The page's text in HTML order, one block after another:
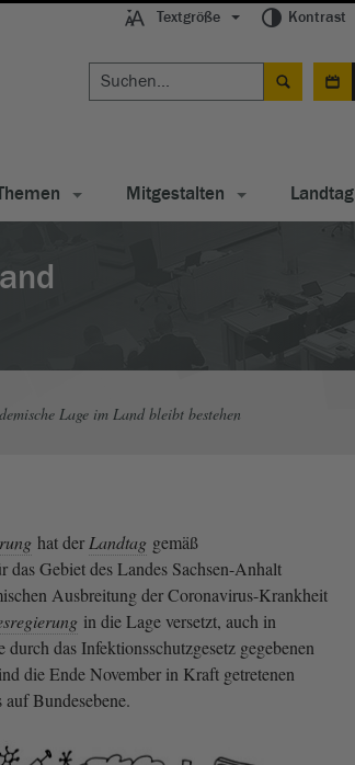
Textgröße Kontrast
Mitgestalten Landtag
Lage im Land bleibt bestehen
hat der Landtag gemäß
das Gebiet des Landes Sachsen-Anhalt
Ausbreitung der Coronavirus-Krankheit
in die Lage versetzt, auch in
das Infektionsschutzgesetz gegebenen
die Ende November in Kraft getretenen
Bundesebene.